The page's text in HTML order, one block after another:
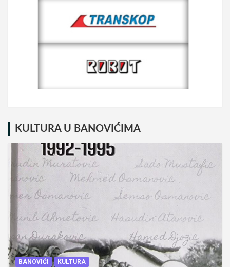
KULTURA U BANOVIĆIMA
BANOVIĆI KULTURA